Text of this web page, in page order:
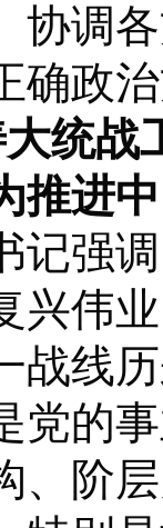
协调
确政
统战
推进
记强
兴伟
战线
党的
、阶